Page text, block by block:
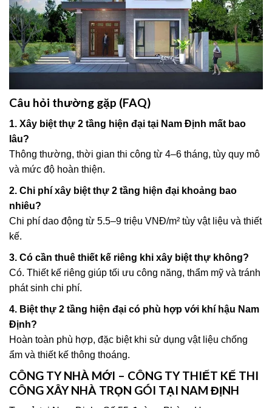
Câu hỏi thường gặp (FAQ)
1. Xây biệt thự 2 tầng hiện đại tại Nam Định mất bao
lâu?
Thông thường, thời gian thi công từ 4–6 tháng, tùy quy mô
và mức độ hoàn thiện.
2. Chi phí xây biệt thự 2 tầng hiện đại khoảng bao
nhiêu?
Chi phí dao động từ 5.5–9 triệu VNĐ/m² tùy vật liệu và thiết
kế.
3. Có cần thuê thiết kế riêng khi xây biệt thự không?
Có. Thiết kế riêng giúp tối ưu công năng, thẩm mỹ và tránh
phát sinh chi phí.
4. Biệt thự 2 tầng hiện đại có phù hợp với khí hậu Nam
Định?
Hoàn toàn phù hợp, đặc biệt khi sử dụng vật liệu chống
ẩm và thiết kế thông thoáng.
CÔNG TY NHÀ MỚI – CÔNG TY THIẾT KẾ THI
CÔNG XÂY NHÀ TRỌN GÓI TẠI NAM ĐỊNH